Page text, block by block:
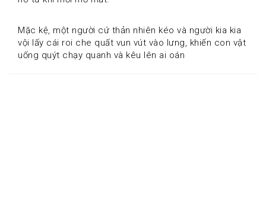
Mặc kệ, một người cứ thản nhiên kéo và người kia kia
vội lấy cái roi che quất vun vút vào lưng, khiến con vật
uống quýt chạy quanh và kêu lên ai oán